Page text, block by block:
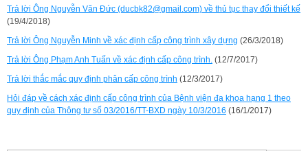
Trả lời Ông Nguyễn Văn Đức (ducbk82@gmail.com) về thủ tục thay đổi thiết kế
(19/4/2018)
Trả lời Ông Nguyễn Minh về xác định cấp công trình xây dựng (26/3/2018)
Trả lời Ông Phạm Anh Tuấn về xác định cấp công trình. (12/7/2017)
Trả lời thắc mắc quy định phân cấp công trình (12/3/2017)
Hỏi đáp về cách xác định cấp công trình của Bệnh viện đa khoa hạng 1 theo
quy định của Thông tư số 03/2016/TT-BXD ngày 10/3/2016 (16/1/2017)